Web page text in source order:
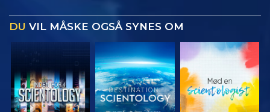
DU VIL MÅSKE OGSÅ SYNES OM